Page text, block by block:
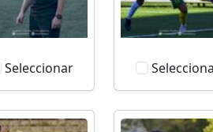
Seleccionar